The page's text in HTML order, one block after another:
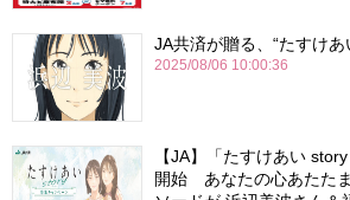
JA共済が贈る、“たすけ
2025/08/06 10:00:36
【JA】「たすけあい
開始 あなたの心あたた